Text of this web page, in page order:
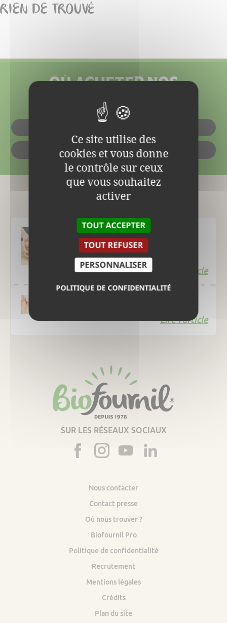
RIEN DE TROUVÉ
OÙ ACHETER NOS
PRODUITS ?
EN LIGNE
Le Blog
Smashed burger
Lire l'article
Lire l'article
SUR LES RÉSEAUX SOCIAUX
Nous contacter
Contact presse
Où nous trouver ?
Biofournil Pro
Politique de confidentialité
Recrutement
Mentions légales
Crédits
Plan du site
Ce site utilise des
cookies et vous donne
le contrôle sur ceux
que vous souhaitez
activer
TOUT ACCEPTER
TOUT REFUSER
PERSONNALISER
POLITIQUE DE CONFIDENTIALITÉ